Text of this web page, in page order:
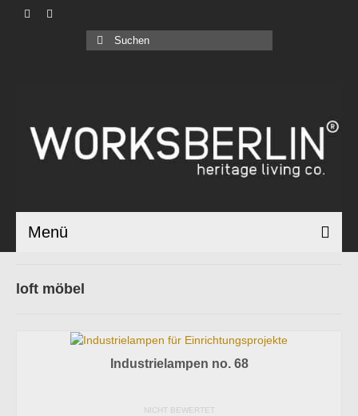
Suchen
nach:
Menü
Blog |
loft möbel
Industrielampen no. 68
NICHT BEWERTET